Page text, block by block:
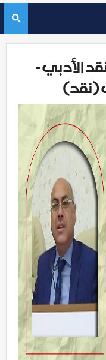
الأدبي -
(نقد)